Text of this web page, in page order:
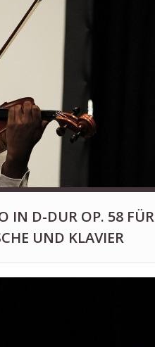
IN D-DUR OP. 58 FÜR
UND KLAVIER